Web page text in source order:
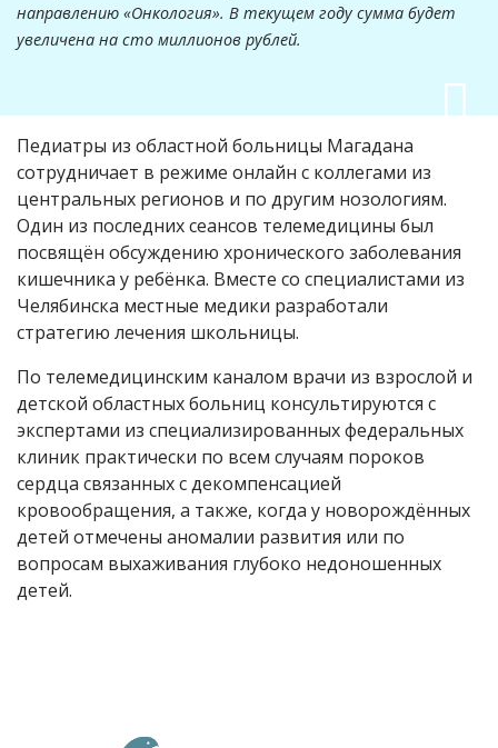
направлению «Онкология». В текущем году сумма будет
увеличена на сто миллионов рублей.
Педиатры из областной больницы Магадана
сотрудничает в режиме онлайн с коллегами из
центральных регионов и по другим нозологиям.
Один из последних сеансов телемедицины был
посвящён обсуждению хронического заболевания
кишечника у ребёнка. Вместе со специалистами из
Челябинска местные медики разработали
стратегию лечения школьницы.
По телемедицинским каналом врачи из взрослой и
детской областных больниц консультируются с
экспертами из специализированных федеральных
клиник практически по всем случаям пороков
сердца связанных с декомпенсацией
кровообращения, а также, когда у новорождённых
детей отмечены аномалии развития или по
вопросам выхаживания глубоко недоношенных
детей.